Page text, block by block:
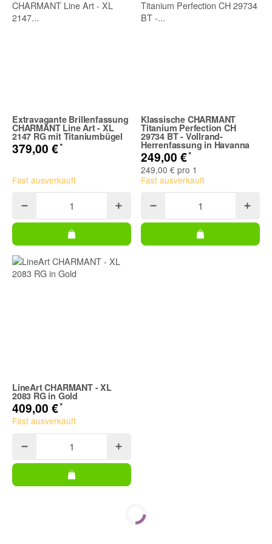
Extravagante Brillenfassung
CHARMANT Line Art - XL
2147 RG mit Titaniumbügel
379,00 €*
Fast ausverkauft
Klassische CHARMANT
Titanium Perfection CH
29734 BT - Vollrand-
Herrenfassung in Havanna
249,00 €*
249,00 € pro 1
Fast ausverkauft
LineArt CHARMANT - XL
2083 RG in Gold
409,00 €*
Fast ausverkauft